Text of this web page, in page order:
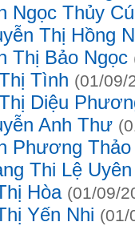
Ngọc Thủy
Thị Hồng
Thị Bảo Ngọc
Tình (01/09/
Diệu
Anh Thư
Phương Thảo
Thi Lệ Uyên
Hòa (01/09/
Yến Nhi (01/